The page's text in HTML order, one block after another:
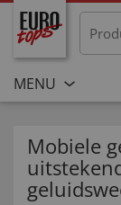
MENU
Mobiele